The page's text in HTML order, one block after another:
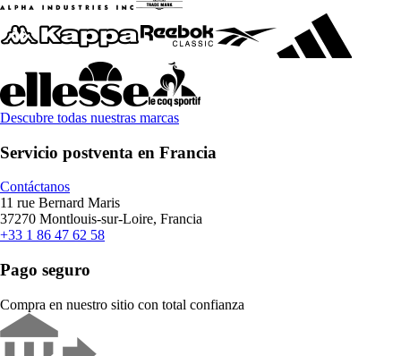
Descubre todas nuestras marcas
Servicio postventa en Francia
Contáctanos
11 rue Bernard Maris
37270 Montlouis-sur-Loire, Francia
+33 1 86 47 62 58
Pago seguro
Compra en nuestro sitio con total confianza